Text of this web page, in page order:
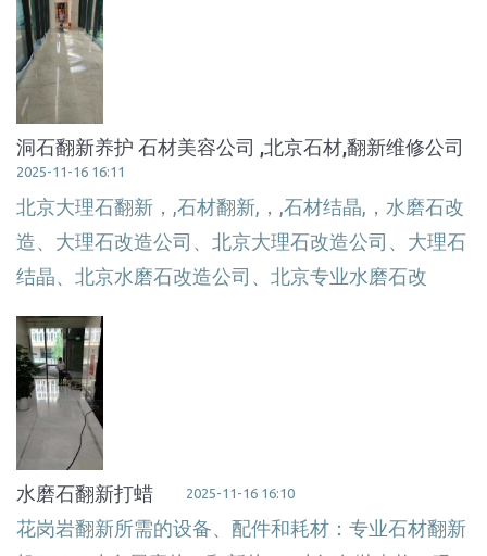
洞石翻新养护 石材美容公司 ,北京石材,翻新维修公司
2025-11-16 16:11
北京大理石翻新，,石材翻新,，,石材结晶,，水磨石改
造、大理石改造公司、北京大理石改造公司、大理石
结晶、北京水磨石改造公司、北京专业水磨石改
水磨石翻新打蜡 2025-11-16 16:10
花岗岩翻新所需的设备、配件和耗材：专业石材翻新